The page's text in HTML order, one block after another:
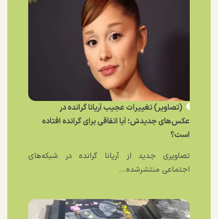
(تصاویر) تغییرات عجیب آریانا گرانده در
عکس‌های جدیدش؛ آیا اتفاقی برای گرانده افتاده
است؟
تصاویری جدید از آریانا گرانده در شبکه‌های
اجتماعی منتشرشده...